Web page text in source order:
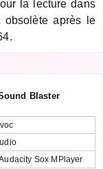
la lecture dans
obsolète après le
Blaster
.voc
Sox MPlayer